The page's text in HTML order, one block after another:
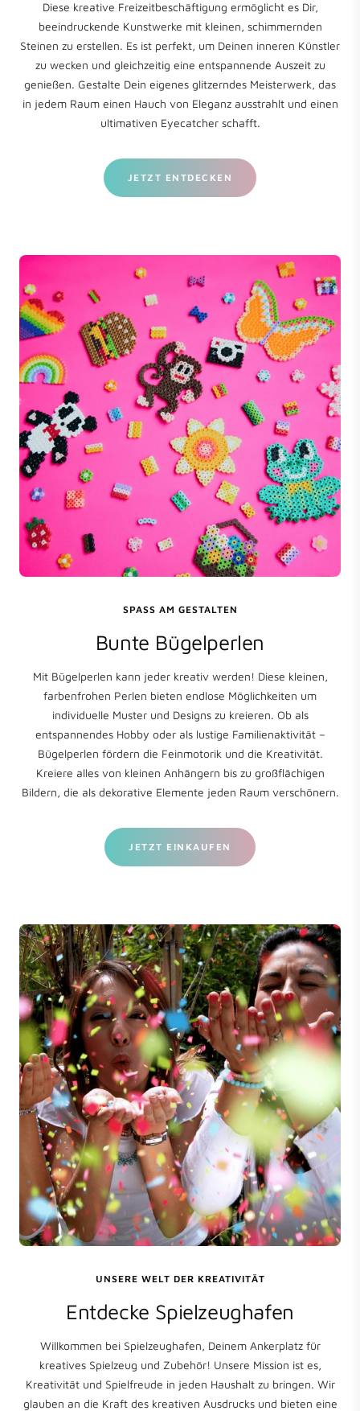
Diese kreative Freizeitbeschäftigung ermöglicht es Dir,
beeindruckende Kunstwerke mit kleinen, schimmernden
Steinen zu erstellen. Es ist perfekt, um Deinen inneren Künstler
zu wecken und gleichzeitig eine entspannende Auszeit zu
genießen. Gestalte Dein eigenes glitzerndes Meisterwerk, das
in jedem Raum einen Hauch von Eleganz ausstrahlt und einen
ultimativen Eyecatcher schafft.
JETZT ENTDECKEN
SPASS AM GESTALTEN
Bunte Bügelperlen
Mit Bügelperlen kann jeder kreativ werden! Diese kleinen,
farbenfrohen Perlen bieten endlose Möglichkeiten um
individuelle Muster und Designs zu kreieren. Ob als
entspannendes Hobby oder als lustige Familienaktivität –
Bügelperlen fördern die Feinmotorik und die Kreativität.
Kreiere alles von kleinen Anhängern bis zu großflächigen
Bildern, die als dekorative Elemente jeden Raum verschönern.
JETZT EINKAUFEN
UNSERE WELT DER KREATIVITÄT
Entdecke Spielzeughafen
Willkommen bei Spielzeughafen, Deinem Ankerplatz für
kreatives Spielzeug und Zubehör! Unsere Mission ist es,
Kreativität und Spielfreude in jeden Haushalt zu bringen. Wir
glauben an die Kraft des kreativen Ausdrucks und bieten eine